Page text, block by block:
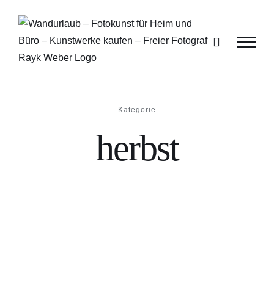
Inhalt
springen
Kategorie
herbst